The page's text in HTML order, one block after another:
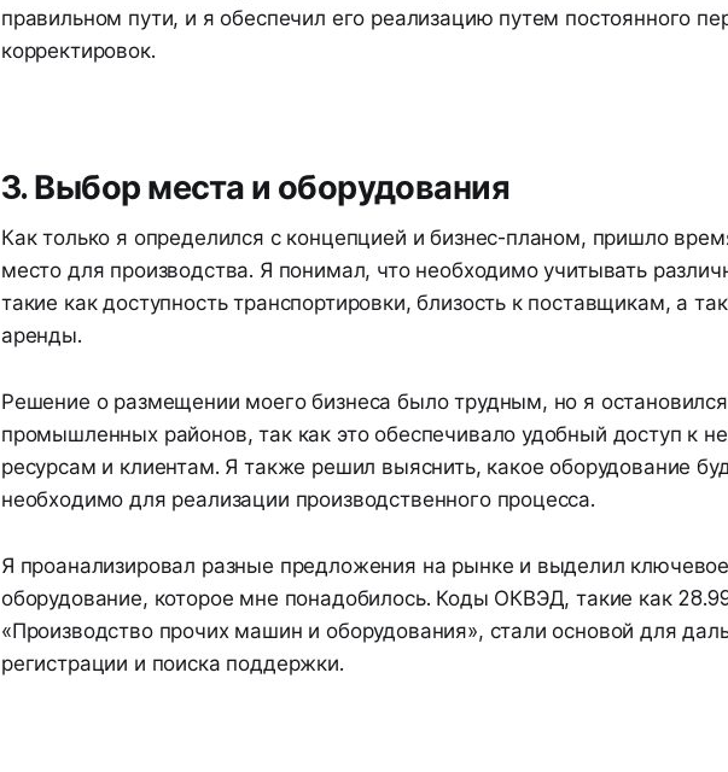
правильном пути, и я обеспечил его реализацию путем постоянного
корректировок.
3. Выбор места и оборудования
Как только я определился с концепцией и бизнес-планом, пришло
место для производства. Я понимал, что необходимо учитывать
такие как доступность транспортировки, близость к поставщикам, а
аренды.
Решение о размещении моего бизнеса было трудным, но я
промышленных районов, так как это обеспечивало удобный доступ к
ресурсам и клиентам. Я также решил выяснить, какое оборудование
необходимо для реализации производственного процесса.
Я проанализировал разные предложения на рынке и выделил ключевое
оборудование, которое мне понадобилось. Коды ОКВЭД, такие как
«Производство прочих машин и оборудования», стали основой для
регистрации и поиска поддержки.